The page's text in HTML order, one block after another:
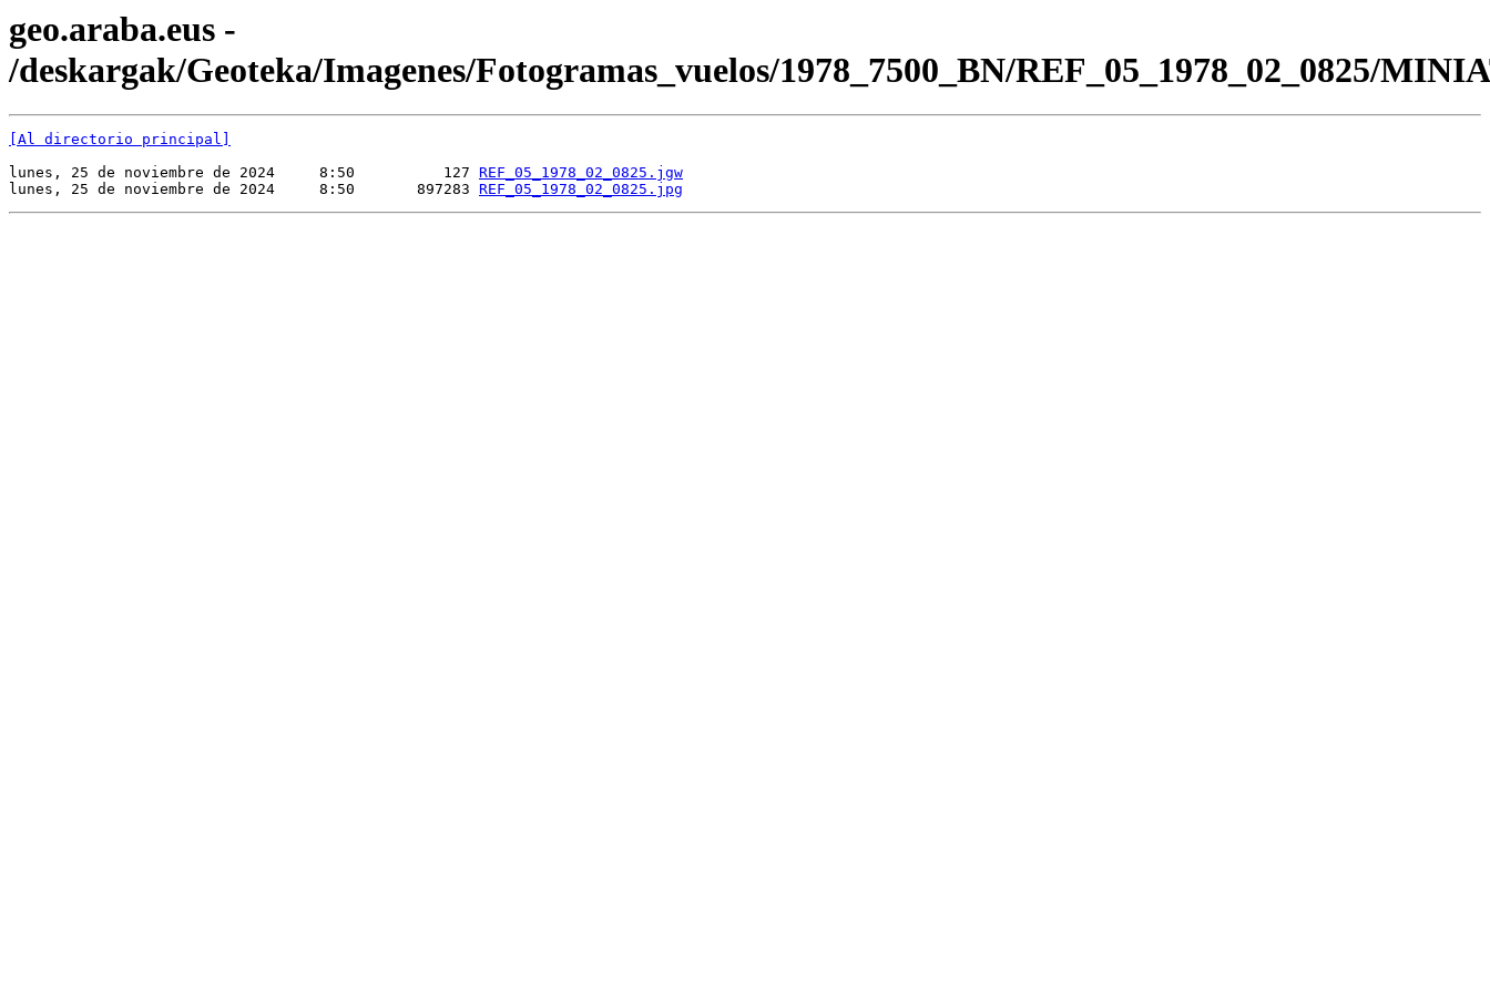
geo.araba.eus -
/deskargak/Geoteka/Imagenes/Fotogramas_vuelos/1978_7500_BN/REF_05_1978_02_0825/
[Al directorio principal]
lunes, 25 de noviembre de 2024     8:50          127 REF_05_1978_02_0825.jgw
lunes, 25 de noviembre de 2024     8:50       897283 REF_05_1978_02_0825.jpg